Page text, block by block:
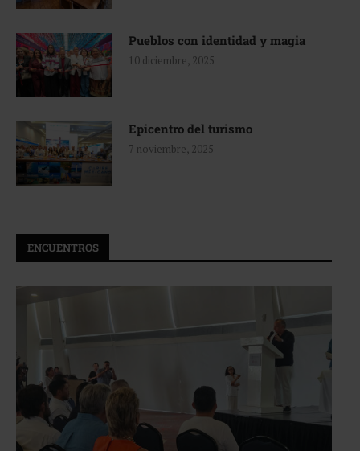
Pueblos con identidad y magia
10 diciembre, 2025
Epicentro del turismo
7 noviembre, 2025
ENCUENTROS